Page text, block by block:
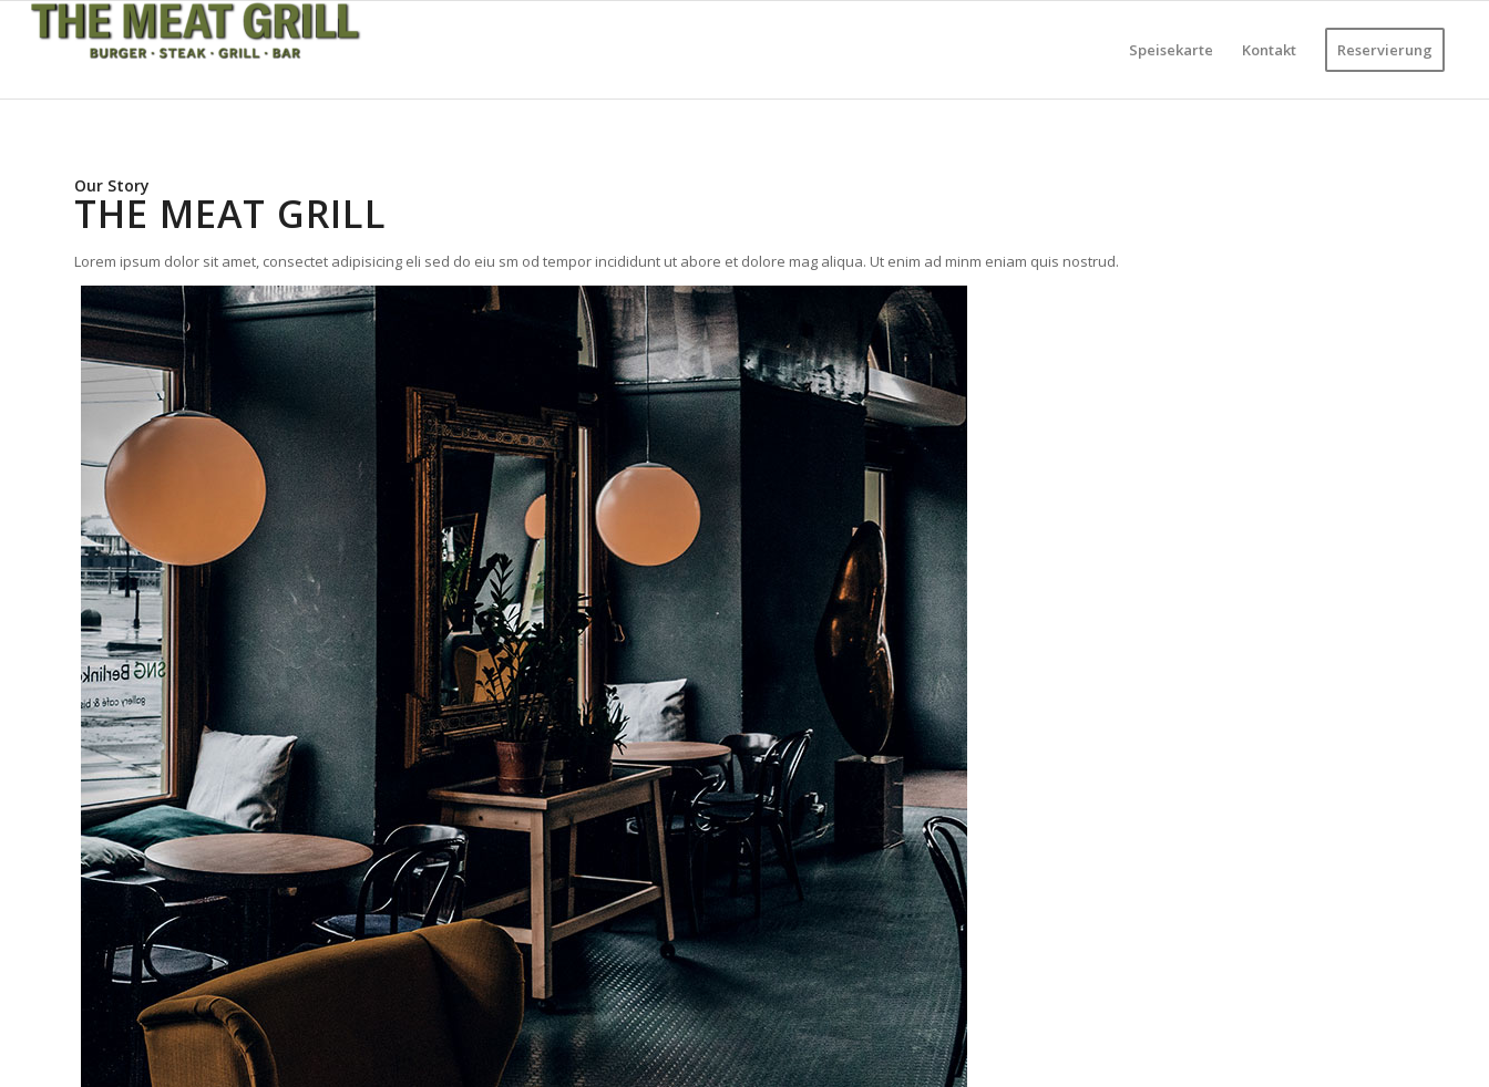
Speisekarte Kontakt Reservierung
Our Story
THE MEAT GRILL
Lorem ipsum dolor sit amet, consectet adipisicing eli sed do eiu sm od tempor incididunt ut abore et dolore mag aliqua. Ut enim ad minm eniam quis nostrud.